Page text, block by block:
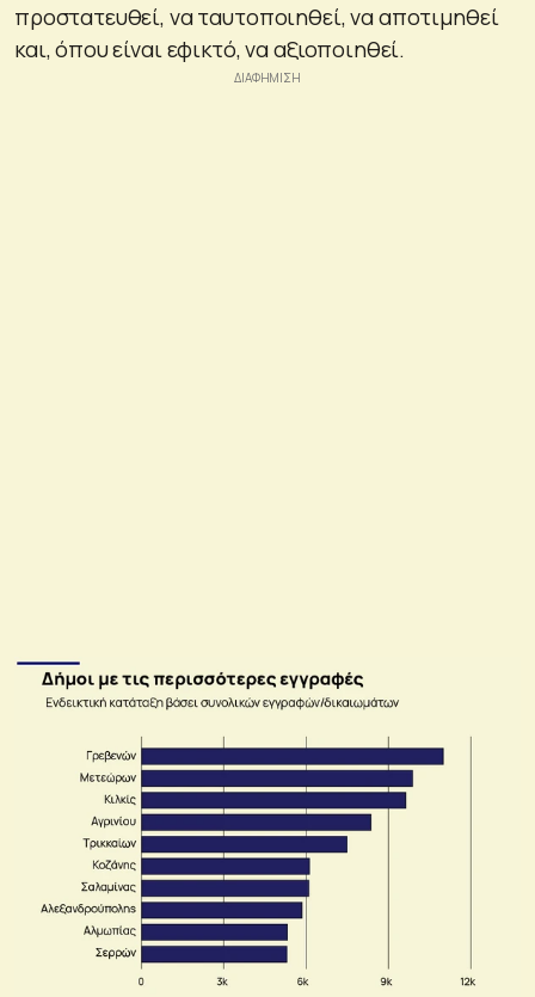
προστατευθεί, να ταυτοποιηθεί, να αποτιμηθεί
και, όπου είναι εφικτό, να αξιοποιηθεί.